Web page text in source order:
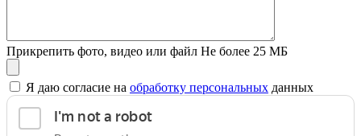
Прикрепить фото, видео или файл Не более 25 МБ
Я даю согласие на обработку персональных данных